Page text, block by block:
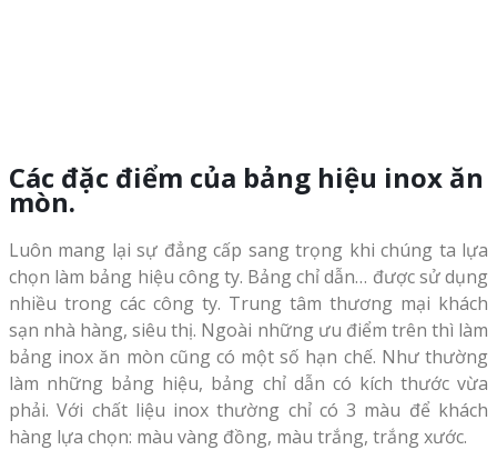
Các đặc điểm của bảng hiệu inox ăn
mòn.
Luôn mang lại sự đẳng cấp sang trọng khi chúng ta lựa
chọn làm bảng hiệu công ty. Bảng chỉ dẫn… được sử dụng
nhiều trong các công ty. Trung tâm thương mại khách
sạn nhà hàng, siêu thị. Ngoài những ưu điểm trên thì làm
bảng inox ăn mòn cũng có một số hạn chế. Như thường
làm những bảng hiệu, bảng chỉ dẫn có kích thước vừa
phải. Với chất liệu inox thường chỉ có 3 màu để khách
hàng lựa chọn: màu vàng đồng, màu trắng, trắng xước.